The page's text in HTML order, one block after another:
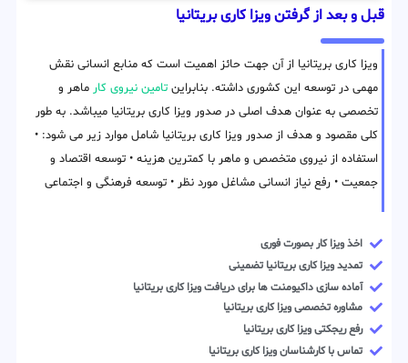
قبل و بعد از گرفتن ویزا کاری بریتانیا
ویزا کاری بریتانیا از آن جهت حائز اهمیت است که منابع انسانی نقش
مهمی در توسعه این کشوری داشته. بنابراین تامین نیروی کار ماهر و
تخصصی به عنوان هدف اصلی در صدور ویزا کاری بریتانیا میباشد. به طور
کلی مقصود و هدف از صدور ویزا کاری بریتانیا شامل موارد زیر می شود: •
استفاده از نیروی متخصص و ماهر با کمترین هزینه • توسعه اقتصاد و
جمعیت • رفع نیاز انسانی مشاغل مورد نظر • توسعه فرهنگی و اجتماعی
اخذ ویزا کار بصورت فوری
تمدید ویزا کاری بریتانیا تضمینی
آماده سازی داکیومنت ها برای دریافت ویزا کاری بریتانیا
مشاوره تخصصی ویزا کاری بریتانیا
رفع ریجکتی ویزا کاری بریتانیا
تماس با کارشناسان ویزا کاری بریتانیا